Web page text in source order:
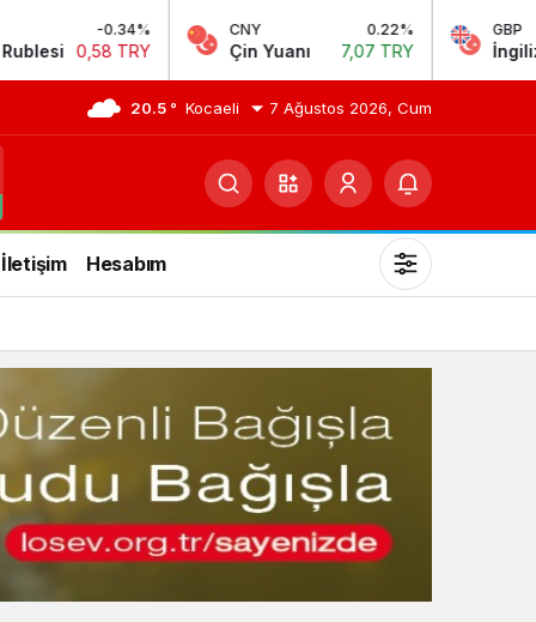
0.22%
Çin Yuanı 7,07 TRY
0.06%
İngiliz Sterlini 64,24 TRY
20.5 ° Kocaeli 7 Ağustos 2026, Cum
İletişim Hesabım
Mod
değiştir
Gündüz modunu seçin.
Gece Modu